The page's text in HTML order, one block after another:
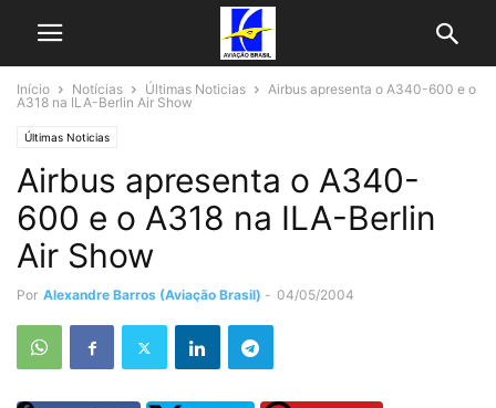
Início Notícias Últimas Noticias
Airbus apresenta o A340-600 e o
A318 na ILA-Berlin Air Show
Últimas Noticias
Airbus apresenta o A340-
600 e o A318 na ILA-Berlin
Air Show
Por Alexandre Barros (Aviação Brasil) - 04/05/2004